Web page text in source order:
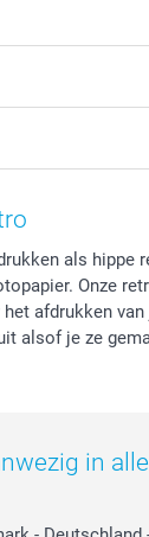
als hippe
Onze
afdrukken
alsof je ze
in